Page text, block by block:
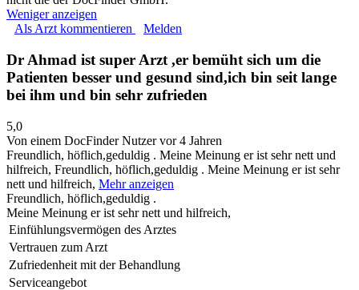
Weniger anzeigen
Als Arzt kommentieren
Melden
Dr Ahmad ist super Arzt ,er bemüht sich um die
Patienten besser und gesund sind,ich bin seit lange
bei ihm und bin sehr zufrieden
5,0
Von einem DocFinder Nutzervor 4 Jahren
Freundlich, höflich,geduldig . Meine Meinung er ist sehr nett und
hilfreich, Freundlich, höflich,geduldig . Meine Meinung er ist sehr
nett und hilfreich, Mehr anzeigen
Freundlich, höflich,geduldig .
Meine Meinung er ist sehr nett und hilfreich,
Einfühlungsvermögen des Arztes
Vertrauen zum Arzt
Zufriedenheit mit der Behandlung
Serviceangebot